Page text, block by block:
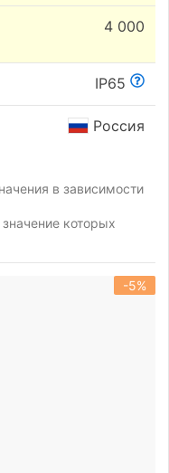
4 000
IP65
Россия
в зависимости
которых
-5%